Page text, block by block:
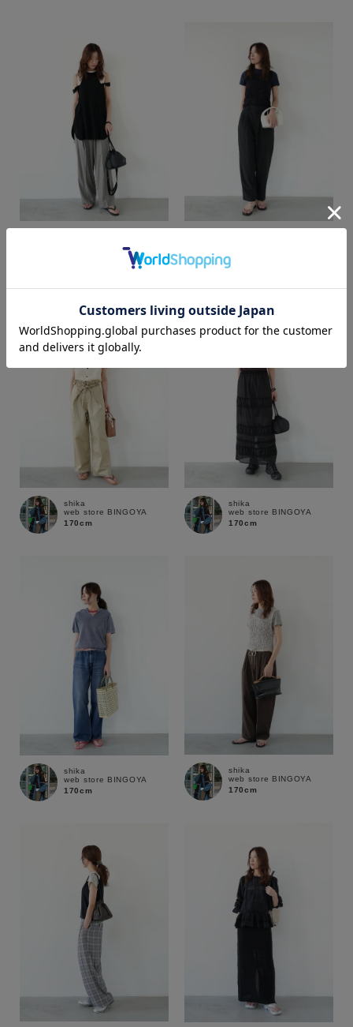
通常商品 予約商品
セール価格 WEB限定
在庫あり 在庫なし含む
170cm
shika
web store BINGOYA
170cm
shika
web store BINGOYA
170cm
shika
web store BINGOYA
170cm
shika
web store BINGOYA
170cm